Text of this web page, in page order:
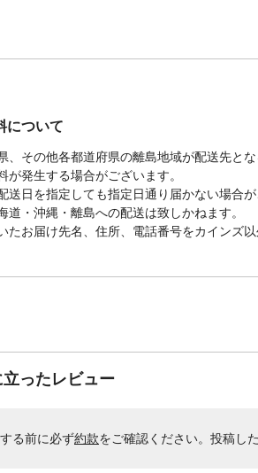
について
、その他各都道府県の離島地域が配送先と
が発生する場合がございます。
送日を指定しても指定日通り届かない場合
道・沖縄・離島への配送は致しかねます。
たお届け先名、住所、電話番号をカインズ
ったレビュー
る前に必ず約款をご確認ください。投稿し